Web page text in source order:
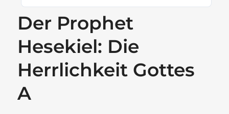
Der Prophet
Hesekiel: Die
Herrlichkeit Gottes
A